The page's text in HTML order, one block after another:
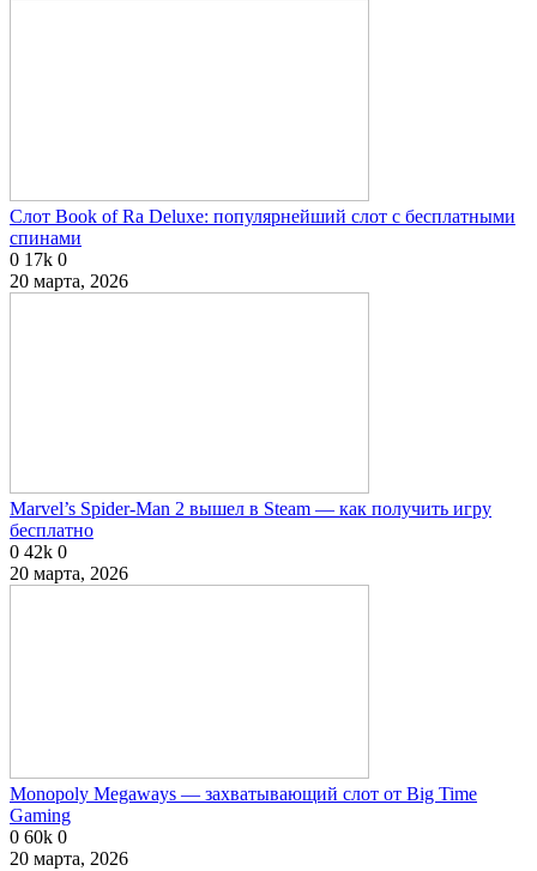
Слот Book of Ra Deluxe: популярнейший слот с бесплатными
спинами
0 17k 0
20 марта, 2026
Marvel’s Spider-Man 2 вышел в Steam — как получить игру
бесплатно
0 42k 0
20 марта, 2026
Monopoly Megaways — захватывающий слот от Big Time
Gaming
0 60k 0
20 марта, 2026